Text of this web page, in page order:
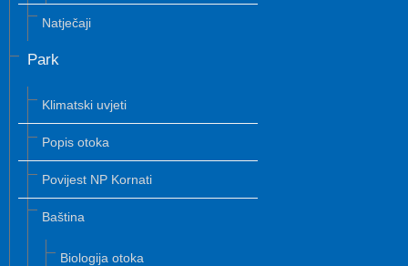
Natječaji
Park
Klimatski uvjeti
Popis otoka
Povijest NP Kornati
Baština
Biologija otoka